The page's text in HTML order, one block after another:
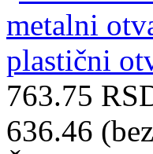
763.75
636.46